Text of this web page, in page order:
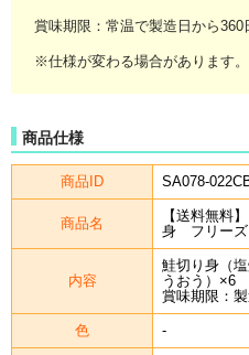
賞味期限：常温で製造日から360
※仕様が変わる場合があります。
商品仕様
商品ID SA078-
商品名
【送料無料
身 フリー
内容
鮭切り身（
うおう）×6
賞味期限：
色 -